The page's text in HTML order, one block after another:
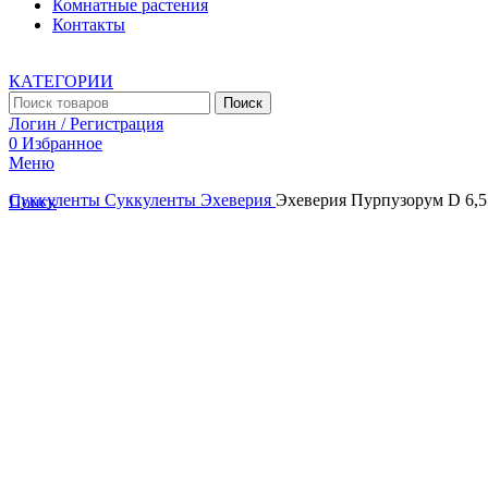
Комнатные растения
Контакты
КАТЕГОРИИ
Поиск
Логин / Регистрация
0 Избранное
Меню
Поиск
Суккуленты Суккуленты Эхеверия Эхеверия Пурпузорум D